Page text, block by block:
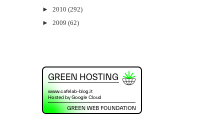
► 2010 (292)
► 2009 (62)